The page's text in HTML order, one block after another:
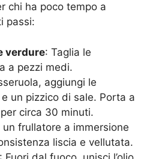
chi ha poco tempo a
passi:
verdure: Taglia le
a pezzi medi.
aggiungi le
un pizzico di sale. Porta a
circa 30 minuti.
un frullatore a immersione
liscia e vellutata.